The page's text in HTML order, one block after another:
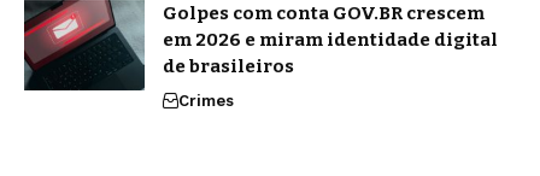
Golpes com conta GOV.BR crescem
em 2026 e miram identidade digital
de brasileiros
Crimes